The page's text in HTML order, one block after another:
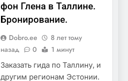
фон Глена в Таллине.
Бронирование.
Dobro.ee
8 лет тому
назад
0 1 минут
Заказать гида по Таллину, и
другим регионам Эстонии.